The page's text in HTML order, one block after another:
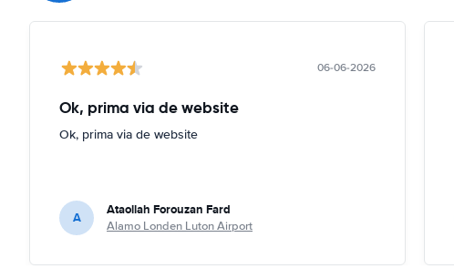
06-06-2026
Ok, prima via de website
Ok, prima via de website
A Ataollah Forouzan Fard
Alamo Londen Luton Airport